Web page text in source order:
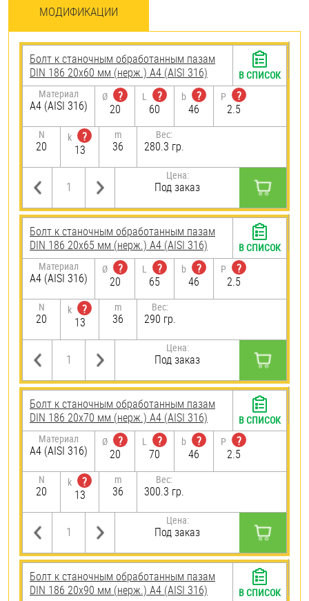
МОДИФИКАЦИИ
Болт к станочным обработанным пазам
DIN 186 20х60 мм (нерж.) A4 (AISI 316)
Материал
A4 (AISI 316)
Ø
?
20
L
?
60
b
?
46
P
?
2.5
N
20
k
?
13
m
36
Вес:
280.3 гр.
Цена:
Под заказ
В СПИСОК
Болт к станочным обработанным пазам
DIN 186 20х65 мм (нерж.) A4 (AISI 316)
Материал
A4 (AISI 316)
Ø
?
20
L
?
65
b
?
46
P
?
2.5
N
20
k
?
13
m
36
Вес:
290 гр.
Цена:
Под заказ
В СПИСОК
Болт к станочным обработанным пазам
DIN 186 20х70 мм (нерж.) A4 (AISI 316)
Материал
A4 (AISI 316)
Ø
?
20
L
?
70
b
?
46
P
?
2.5
N
20
k
?
13
m
36
Вес:
300.3 гр.
Цена:
Под заказ
В СПИСОК
Болт к станочным обработанным пазам
DIN 186 20х90 мм (нерж.) A4 (AISI 316)
В СПИСОК